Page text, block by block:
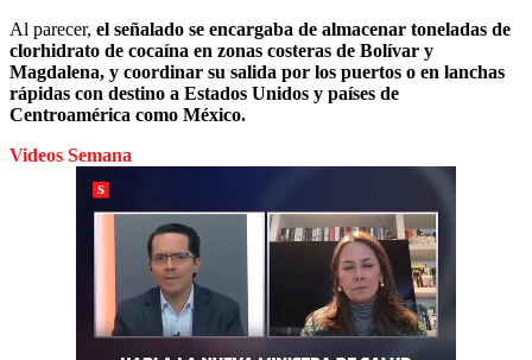
Al parecer, el señalado se encargaba de almacenar toneladas de
clorhidrato de cocaína en zonas costeras de Bolívar y
Magdalena, y coordinar su salida por los puertos o en lanchas
rápidas con destino a Estados Unidos y países de
Centroamérica como México.
Videos Semana